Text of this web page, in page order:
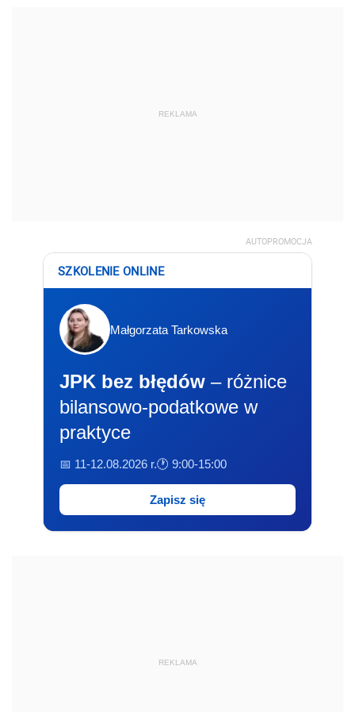
REKLAMA
AUTOPROMOCJA
SZKOLENIE ONLINE
Małgorzata Tarkowska
JPK bez błędów – różnice
bilansowo-podatkowe w
praktyce
📅 11-12.08.2026 r.🕐 9:00-15:00
Zapisz się
REKLAMA